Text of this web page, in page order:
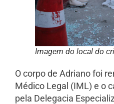
Imagem do local do
O corpo de Adriano foi
Médico Legal (IML) e o
pela Delegacia